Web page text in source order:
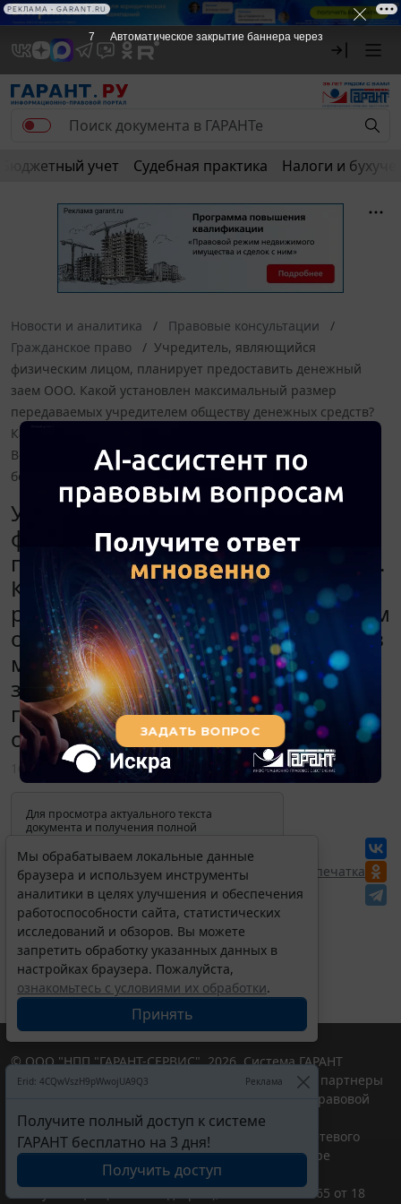
Бюджетный учет Судебная практика Налоги и
Новости и аналитика
Правовые консультации
Гражданское право
Учредитель, являющийся
физическим лицом, планирует предоставить денежный
заем ООО. Какой установлен максимальный размер
передаваемых учредителем обществу денежных средств?
Каков максимальный срок их возврата заимодавцу?
Возможно ли предоставление учредителем обществу
беспроцентного займа?
Учредитель, являющийся
физическим лицом, планирует
предоставить денежный заем ООО.
Какой установлен максимальный
размер передаваемых учредителем
обществу денежных средств? Каков
максимальный срок их возврата
заимодавцу? Возможно ли
предоставление учредителем
обществу беспроцентного займа?
16 июня 2014
Для просмотра актуального текста
документа и получения полной
изменениях и порядке применения
документа, воспользуйтесь поиском в
Интернет-версии системы ГАРАНТ:
Перепечатка
Мы обрабатываем локальные данные
браузера и используем инструменты
аналитики в целях улучшения и обеспечения
работоспособности сайта, статистических
исследований и обзоров. Вы можете
запретить обработку указанных данных в
настройках браузера. Пожалуйста,
ознакомьтесь с условиями их обработки.
Принять
Erid: 4CQwVszH9pWwojUA9Q3 Реклама
Получите полный доступ к системе
ГАРАНТ бесплатно на 3 дня!
Получить доступ
© ООО "НПП "ГАРАНТ-СЕРВИС", 2026. Система ГАРАНТ
выпускается с 1990 года. Компания "Гарант" и ее партнеры
являются участниками Российской ассоциации правовой
информации ГАРАНТ.
Портал ГАРАНТ.РУ зарегистрирован в качестве сетевого
издания Федеральной службой по надзору в сфере
связи,информационных технологий и массовых
коммуникаций (Роскомнадзором), Эл № ФС77-58365 от 18
6 Автоматическое закрытие баннера через
РЕКЛАМА • GARANT.RU